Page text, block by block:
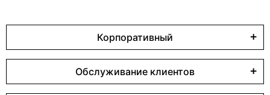
Корпоративный
Обслуживание клиентов